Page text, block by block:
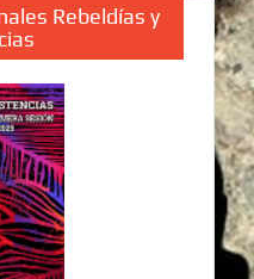
Rebeldías y